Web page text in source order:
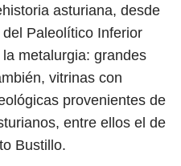
asturiana, desde
Paleolítico Inferior
metalurgia: grandes
vitrinas con
provenientes de
entre ellos el de
Bustillo.